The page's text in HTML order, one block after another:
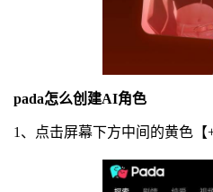
pada怎么创建AI角色
1、点击屏幕下方中间的黄色【